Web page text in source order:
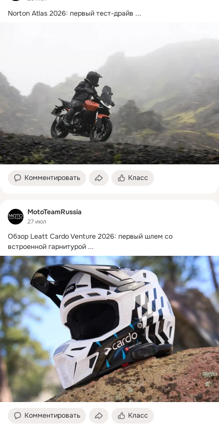
Norton Atlas 2026: первый тест-драйв ...
Комментировать Класс
MotoTeamRussia
27 июл
Обзор Leatt Cardo Venture 2026: первый шлем со
встроенной гарнитурой ...
Комментировать Класс